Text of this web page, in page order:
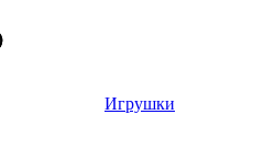
Игрушки